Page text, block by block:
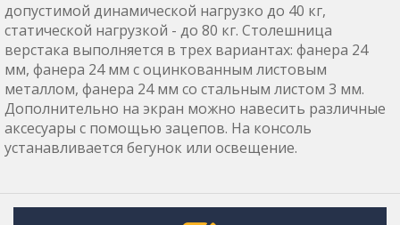
допустимой динамической нагрузко до 40 кг,
статической нагрузкой - до 80 кг. Столешница
верстака выполняется в трех вариантах: фанера 24
мм, фанера 24 мм с оцинкованным листовым
металлом, фанера 24 мм со стальным листом 3 мм.
Дополнительно на экран можно навесить различные
аксесуары с помощью зацепов. На консоль
устанавливается бегунок или освещение.